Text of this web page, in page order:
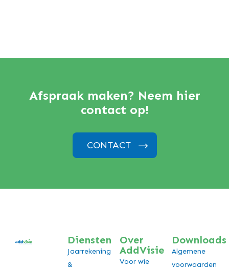
Afspraak maken? Neem hier
contact op!
CONTACT
Diensten
Jaarrekening
&
Over
AddVisie
Voor wie
Downloads
Algemene
voorwaarden